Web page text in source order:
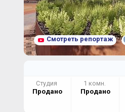
Смотреть репортаж
Студия
Продано
1 комн.
Продано